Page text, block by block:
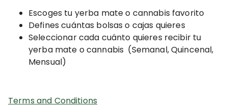
Escoges tu yerba mate o cannabis favorito
Defines cuántas bolsas o cajas quieres
Seleccionar cada cuánto quieres recibir tu
yerba mate o cannabis (Semanal, Quincenal,
Mensual)
Terms and Conditions